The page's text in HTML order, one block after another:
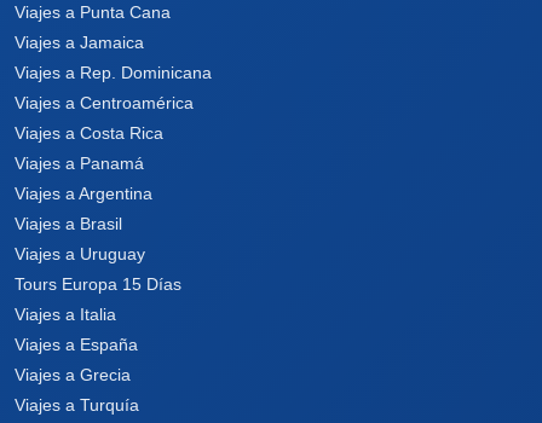
Viajes a Punta Cana
Viajes a Jamaica
Viajes a Rep. Dominicana
Viajes a Centroamérica
Viajes a Costa Rica
Viajes a Panamá
Viajes a Argentina
Viajes a Brasil
Viajes a Uruguay
Tours Europa 15 Días
Viajes a Italia
Viajes a España
Viajes a Grecia
Viajes a Turquía